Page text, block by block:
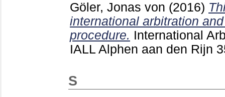
Göler, Jonas von (2016)
international arbitration
procedure. International
IALL Alphen aan den Rijn
S